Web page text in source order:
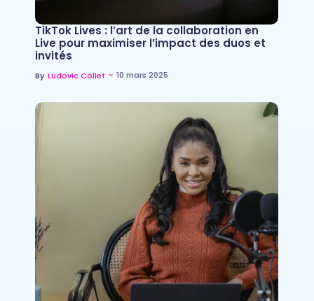
TikTok Lives : l’art de la collaboration en
Live pour maximiser l’impact des duos et
invités
By Ludovic Collet ~ 10 mars 2025